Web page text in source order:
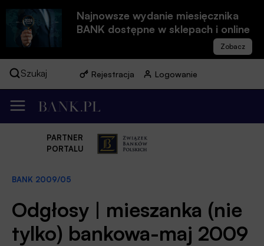
Najnowsze wydanie miesięcznika
BANK dostępne w sklepach i online
Szukaj Rejestracja Logowanie
PARTNER
PORTALU
BANK 2009/05
Odgłosy | mieszanka (nie
tylko) bankowa-maj 2009